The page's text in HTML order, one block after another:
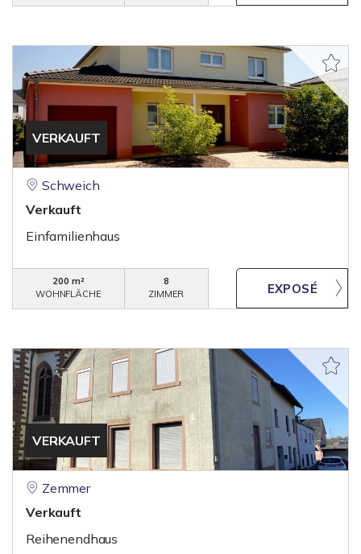
VERKAUFT
Schweich
Verkauft
Einfamilienhaus
200 m²
WOHNFLÄCHE
8
ZIMMER
VERKAUFT
Zemmer
Verkauft
Reihenendhaus